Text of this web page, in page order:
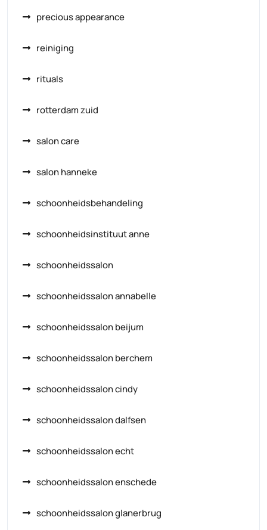
precious appearance
reiniging
rituals
rotterdam zuid
salon care
salon hanneke
schoonheidsbehandeling
schoonheidsinstituut anne
schoonheidssalon
schoonheidssalon annabelle
schoonheidssalon beijum
schoonheidssalon berchem
schoonheidssalon cindy
schoonheidssalon dalfsen
schoonheidssalon echt
schoonheidssalon enschede
schoonheidssalon glanerbrug